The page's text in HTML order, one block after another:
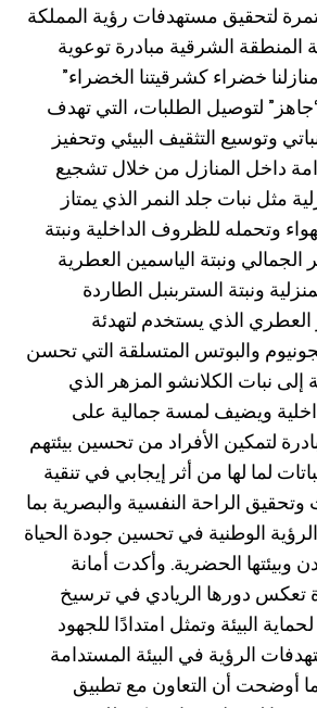
لتحقيق مستهدفات رؤية المملكة
المنطقة الشرقية مبادرة توعوية
خضراء كشرقيتنا الخضراء”
لتوصيل الطلبات، التي تهدف
وتوسيع التثقيف البيئي وتحفيز
داخل المنازل من خلال تشجيع
مثل نبات جلد النمر الذي يمتاز
وتحمله للظروف الداخلية ونبتة
ونبتة الياسمين العطرية
ونبتة الستربنبل الطاردة
العطري الذي يستخدم لتهدئة
والبوتس المتسلقة التي تحسن
إلى نبات الكلانشو المزهر الذي
ويضيف لمسة جمالية على
لتمكين الأفراد من تحسين بيئتهم
لما لها من أثر إيجابي في تنقية
وتحقيق الراحة النفسية والبصرية بما
الوطنية في تحسين جودة الحياة
وبيئتها الحضرية. وأكدت أمانة
تعكس دورها الريادي في ترسيخ
البيئة وتمثل امتدادًا للجهود
الرؤية في البيئة المستدامة
أوضحت أن التعاون مع تطبيق